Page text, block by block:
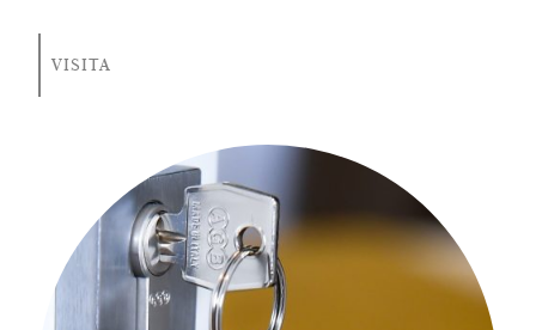
VISITA